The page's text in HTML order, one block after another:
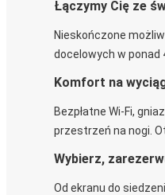
Łączymy Cię ze
Nieskończone
docelowych w ponad
Komfort na
Bezpłatne Wi-Fi,
przestrzeń na nogi.
Wybierz,
Od ekranu do